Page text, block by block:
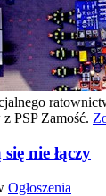
PSP Zamość.
nie łączy
Ogłoszenia